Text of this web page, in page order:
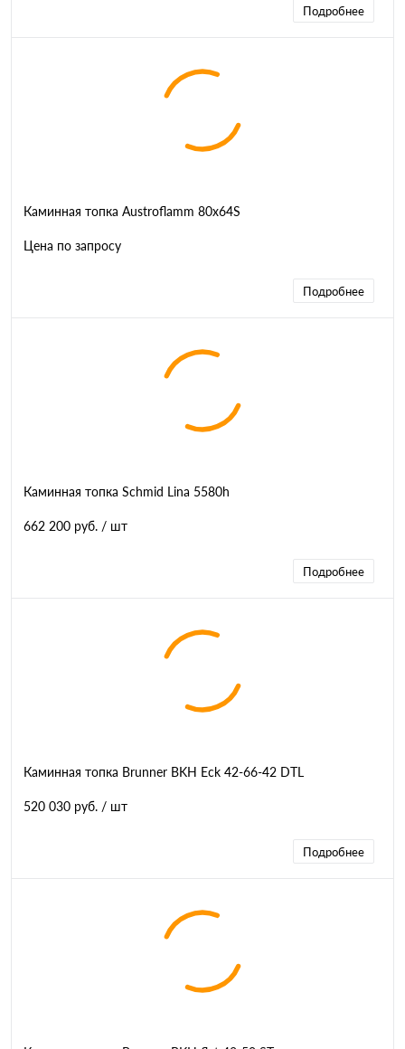
Подробнее
Каминная топка Austroflamm 80x64S
Цена по запросу
Подробнее
Каминная топка Schmid Lina 5580h
662 200 руб. / шт
Подробнее
Каминная топка Brunner BKH Eck 42-66-42 DTL
520 030 руб. / шт
Подробнее